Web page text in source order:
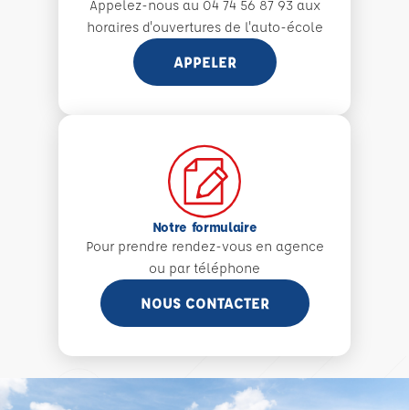
Appelez-nous au 04 74 56 87 93 aux
horaires d'ouvertures de l'auto-école
APPELER
Notre formulaire
Pour prendre rendez-vous en agence
ou par téléphone
NOUS CONTACTER